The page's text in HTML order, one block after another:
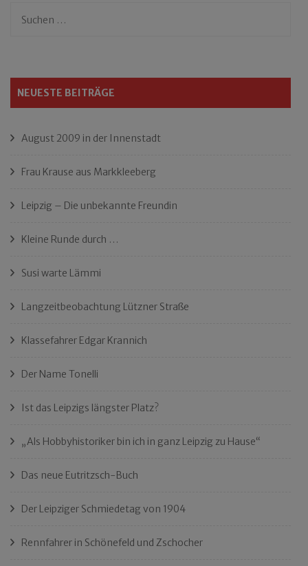
Suchen
NEUESTE BEITRÄGE
August 2009 in der Innenstadt
Frau Krause aus Markkleeberg
Leipzig – Die unbekannte Freundin
Kleine Runde durch …
Susi warte Lämmi
Langzeitbeobachtung Lützner Straße
Klassefahrer Edgar Krannich
Der Name Tonelli
Ist das Leipzigs längster Platz?
„Als Hobbyhistoriker bin ich in ganz Leipzig zu Hause“
Das neue Eutritzsch-Buch
Der Leipziger Schmiedetag von 1904
Rennfahrer in Schönefeld und Zschocher